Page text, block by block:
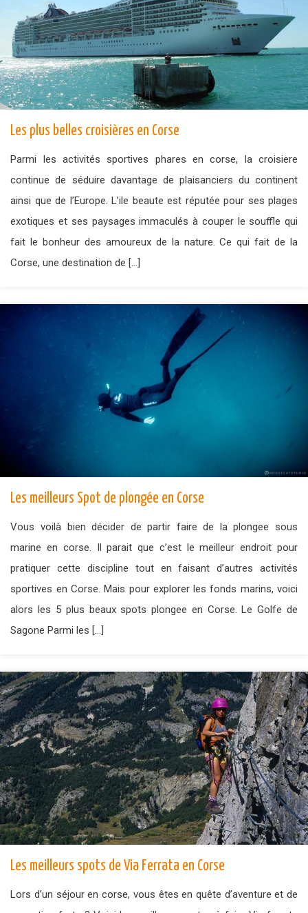
Les plus belles croisières en Corse
Parmi les activités sportives phares en corse, la croisiere
continue de séduire davantage de plaisanciers du continent
ainsi que de l’Europe. L’ile beaute est réputée pour ses plages
exotiques et ses paysages immaculés à couper le souffle qui
fait le bonheur des amoureux de la nature. Ce qui fait de la
Corse, une destination de […]
Les meilleurs Spot de plongée en Corse
Vous voilà bien décider de partir faire de la plongee sous
marine en corse. Il parait que c’est le meilleur endroit pour
pratiquer cette discipline tout en faisant d’autres activités
sportives en Corse. Mais pour explorer les fonds marins, voici
alors les 5 plus beaux spots plongee en Corse. Le Golfe de
Sagone Parmi les […]
Les meilleurs spots de Via Ferrata en Corse
Lors d’un séjour en corse, vous êtes en quête d’aventure et de